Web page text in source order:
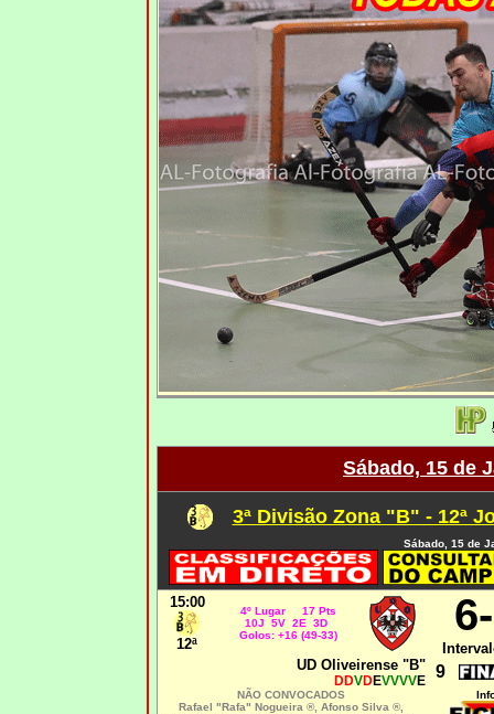
Sábado, 15 de
3ª Divisão Zona "B" - 12ª
Sábado, 15 de
15:00
12ª
4º Lugar 17 Pts
10J 5V 2E 3D
Golos: +16 (49-33)
6
UD Oliveirense "B"
DDVDEVVVVE 9
NÃO CONVOCADOS
Rafael "Rafa" Nogueira ®, Afonso Silva ®,